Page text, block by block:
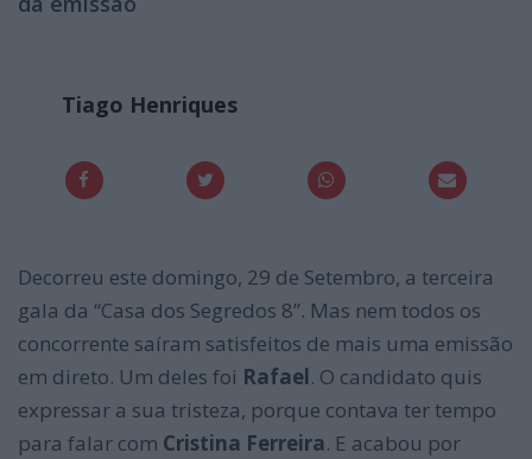
Tiago Henriques
Decorreu este domingo, 29 de Setembro, a terceira
gala da “Casa dos Segredos 8”. Mas nem todos os
concorrente saíram satisfeitos de mais uma emissão
em direto. Um deles foi Rafael. O candidato quis
expressar a sua tristeza, porque contava ter tempo
para falar com Cristina Ferreira. E acabou por